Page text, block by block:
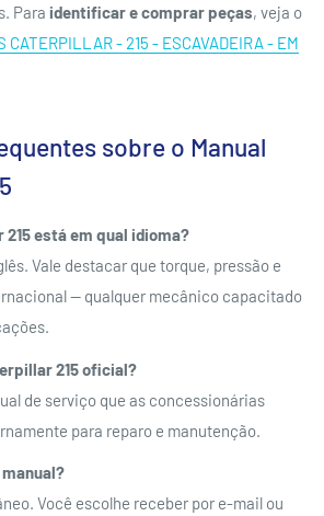
Para identificar e comprar peças, veja o
CATERPILLAR - 215 - ESCAVADEIRA - EM
sobre o Manual
está em qual idioma?
Vale destacar que torque, pressão e
— qualquer mecânico capacitado
215 oficial?
de serviço que as concessionárias
para reparo e manutenção.
Você escolhe receber por e-mail ou